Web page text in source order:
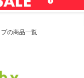
の商品一覧